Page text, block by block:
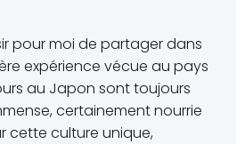
pour moi de partager dans
expérience vécue au pays
au Japon sont toujours
certainement nourrie
cette culture unique,